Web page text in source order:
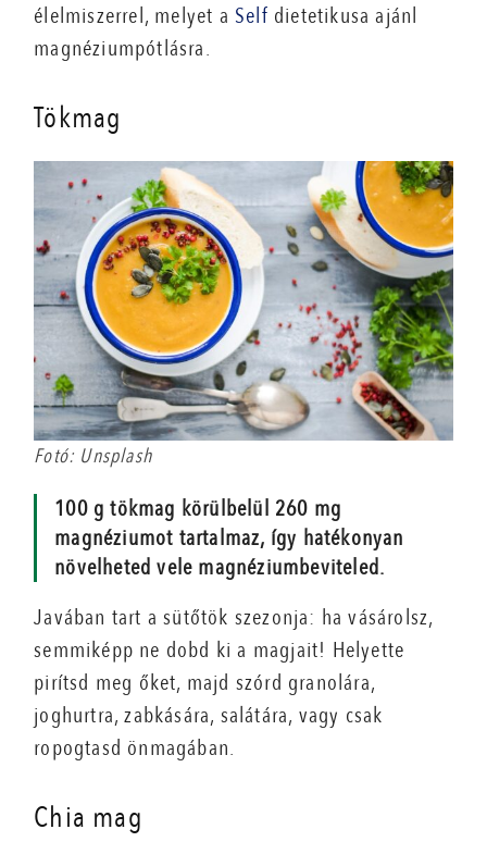
élelmiszerrel, melyet a Self dietetikusa ajánl
magnéziumpótlásra.
Tökmag
Fotó: Unsplash
100 g tökmag körülbelül 260 mg
magnéziumot tartalmaz, így hatékonyan
növelheted vele magnéziumbeviteled.
Javában tart a sütőtök szezonja: ha vásárolsz,
semmiképp ne dobd ki a magjait! Helyette
pirítsd meg őket, majd szórd granolára,
joghurtra, zabkására, salátára, vagy csak
ropogtasd önmagában.
Chia mag